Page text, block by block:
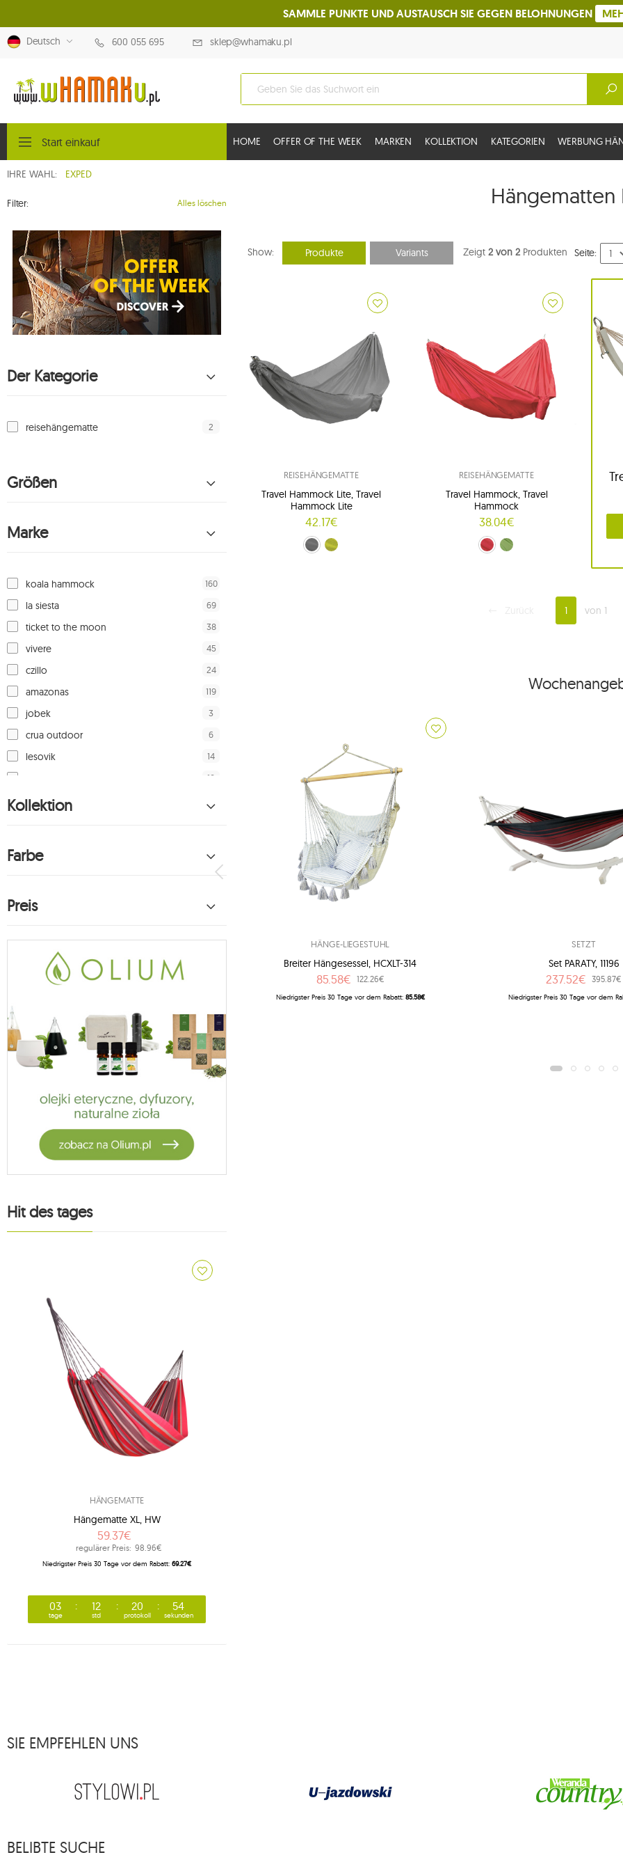
SAMMLE PUNKTE UND AUSTAUSCH SIE GEGEN BELOHNUNGEN
Deutsch 600 055 695 sklep@whamaku.pl
Start einkauf HOME OFFER OF THE WEEK MARKEN KOLLEKTION KATEGORIEN WERBUNG
IHRE WAHL: EXPED
Filter: Alles löschen
Der Kategorie
reisehängematte 2
Größen
Marke
koala hammock 160
la siesta 69
ticket to the moon 38
vivere 45
czillo 24
amazonas 119
jobek 3
crua outdoor 6
lesovik 14
18
jagram
spokey
macramas 17
triplander
rockland
andere marken
21
8
Kollektion
Farbe
Preis
Hit des tages
HÄNGEMATTE
Hängematte XL, HW
59.37€
regulärer Preis: 98.96€
Niedrigster Preis 30 Tage vor dem Rabatt: 69.27€
03
tage
12
std
20
protokoll
53
sekunden
Hängematten
Show: Produkte Variants Zeigt 2 von 2 Produkten Seite:
REISEHÄNGEMATTE
Travel Hammock Lite, Travel
Hammock Lite
42.17€
Grau (charcoal gray)
Lime (lime)
REISEHÄNGEMATTE
Travel Hammock, Travel
Hammock
38.04€
Rot (fire)
zielony (meadow)
1 von 1
HÄNGE-LIEGESTUHL
Breiter Hängesessel, HCXLT-314
85.58€ 122.26€
Niedrigster Preis 30 Tage vor dem Rabatt: 85.58€
SETZT
Set PARATY, 11196
237.52€ 395.87€
Niedrigster Preis 30 Tage vor dem
SIE EMPFEHLEN UNS
BELIBTE SUCHE